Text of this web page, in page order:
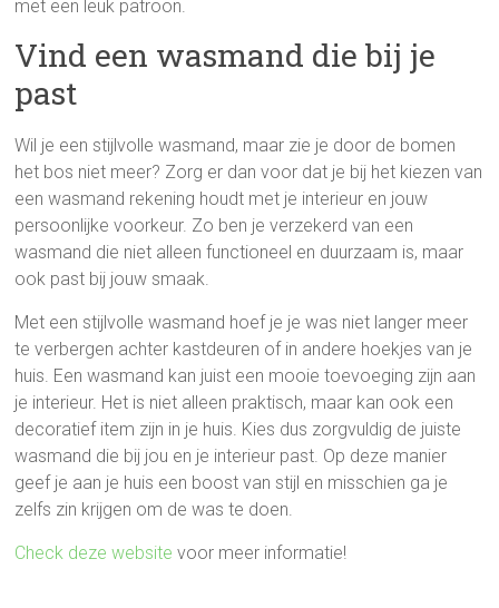
met een leuk patroon.
Vind een wasmand die bij je
past
Wil je een stijlvolle wasmand, maar zie je door de bomen
het bos niet meer? Zorg er dan voor dat je bij het kiezen van
een wasmand rekening houdt met je interieur en jouw
persoonlijke voorkeur. Zo ben je verzekerd van een
wasmand die niet alleen functioneel en duurzaam is, maar
ook past bij jouw smaak.
Met een stijlvolle wasmand hoef je je was niet langer meer
te verbergen achter kastdeuren of in andere hoekjes van je
huis. Een wasmand kan juist een mooie toevoeging zijn aan
je interieur. Het is niet alleen praktisch, maar kan ook een
decoratief item zijn in je huis. Kies dus zorgvuldig de juiste
wasmand die bij jou en je interieur past. Op deze manier
geef je aan je huis een boost van stijl en misschien ga je
zelfs zin krijgen om de was te doen.
Check deze website voor meer informatie!